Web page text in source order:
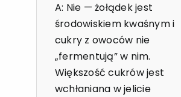
A: Nie — żołądek jest
środowiskiem kwaśnym i
cukry z owoców nie
„fermentują” w nim.
Większość cukrów jest
wchłaniana w jelicie